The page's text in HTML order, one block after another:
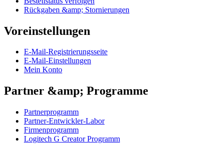
Rückgaben &amp; Stornierungen
Voreinstellungen
E-Mail-Registrierungsseite
E-Mail-Einstellungen
Mein Konto
Partner &amp; Programme
Partnerprogramm
Partner-Entwickler-Labor
Firmenprogramm
Logitech G Creator Programm